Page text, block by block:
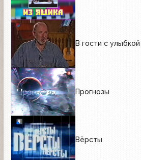
В гости с улыбкой
Прогнозы
Вёрсты